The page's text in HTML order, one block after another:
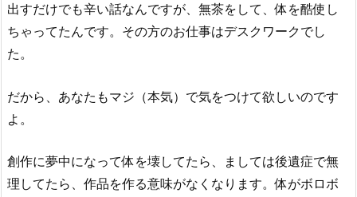
出すだけでも辛い話なんですが、無茶をして、体を酷使し
ちゃってたんです。その方のお仕事はデスクワークでし
た。
だから、あなたもマジ（本気）で気をつけて欲しいのです
よ。
創作に夢中になって体を壊してたら、ましては後遺症で無
理してたら、作品を作る意味がなくなります。体がボロボ